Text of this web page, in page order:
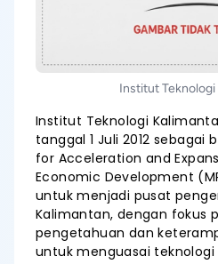
Institut Teknologi
Institut Teknologi
tanggal 1 Juli 2012 sebagai
for Acceleration and
Economic Development
untuk menjadi pusat
Kalimantan, dengan fokus
pengetahuan dan
untuk menguasai